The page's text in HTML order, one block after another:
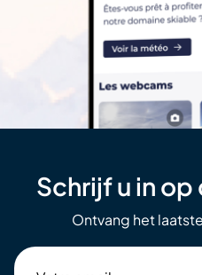
Schrijf u in
Ontvang het